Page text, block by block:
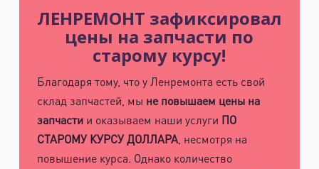
ЛЕНРЕМОНТ зафиксировал
цены на запчасти по
старому курсу!
Благодаря тому, что у Ленремонта есть свой
склад запчастей, мы не повышаем цены на
запчастии оказываем наши услуги ПО
СТАРОМУ КУРСУ ДОЛЛАРА, несмотря на
повышение курса. Однако количество